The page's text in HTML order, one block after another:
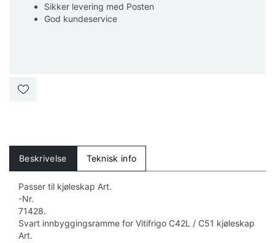
Sikker levering med Posten
God kundeservice
Beskrivelse Teknisk info
Passer til kjøleskap Art.
-Nr.
71428.
Svart innbyggingsramme for Vitifrigo C42L / C51 kjøleskap
Art.